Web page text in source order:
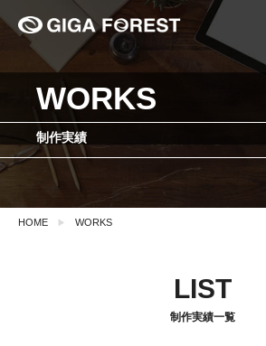
WORKS
制作実績
HOME WORKS
LIST
制作実績一覧